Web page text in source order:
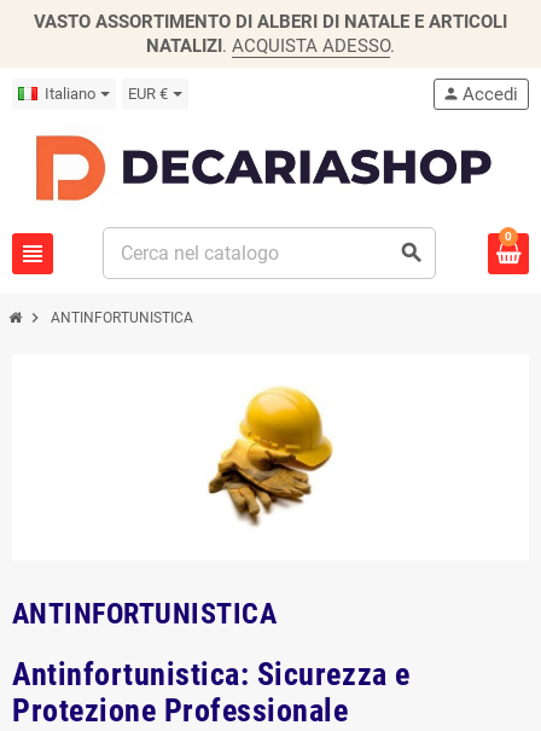
VASTO ASSORTIMENTO DI ALBERI DI NATALE E ARTICOLI
NATALIZI. ACQUISTA ADESSO.
Italiano EUR €
view_headline search
person Accedi
0
chevron_right ANTINFORTUNISTICA
ANTINFORTUNISTICA
Antinfortunistica: Sicurezza e
Protezione Professionale